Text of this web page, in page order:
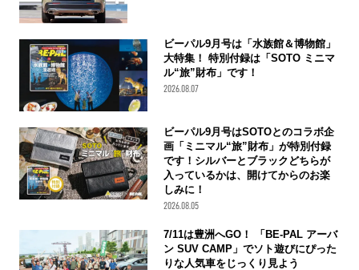
ビーパル9月号は「水族館＆博物館」
大特集！ 特別付録は「SOTO ミニマ
ル“旅”財布」です！
2026.08.07
ビーパル9月号はSOTOとのコラボ企
画「ミニマル“旅”財布」が特別付録
です！シルバーとブラックどちらが
入っているかは、開けてからのお楽
しみに！
2026.08.05
7/11は豊洲へGO！ 「BE-PAL アーバ
ン SUV CAMP」でソト遊びにぴった
りな人気車をじっくり見よう